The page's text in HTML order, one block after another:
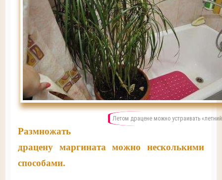
Летом драцене можно устраивать
Размножать
драцену маргината можно несколькими
способами.